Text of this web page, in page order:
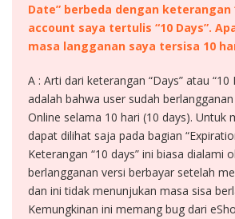
Date” berbeda dengan keterangan
account saya tertulis “10 Days”.
masa langganan saya tersisa 10
A : Arti dari keterangan “Days” atau “10
adalah bahwa user sudah
Online selama 10 hari (10 days). Untuk
dapat dilihat saja pada bagian
Keterangan “10 days” ini biasa dialami
berlangganan versi berbayar setelah
dan ini tidak menunjukan masa sisa
Kemungkinan ini memang bug dari